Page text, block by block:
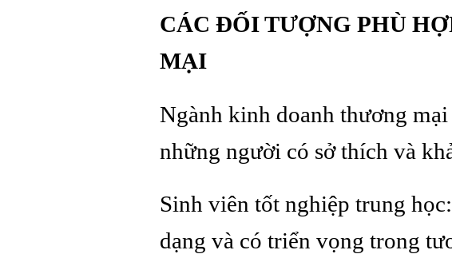
CÁC ĐỐI TƯỢNG PHÙ
MẠI
Ngành kinh doanh thương
những người có sở thích và
Sinh viên tốt nghiệp trung
dạng và có triển vọng trong